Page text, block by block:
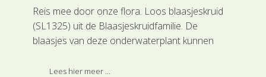
Reis mee door onze flora. Loos blaasjeskruid
(SL1325) uit de Blaasjeskruidfamilie. De
blaasjes van deze onderwaterplant kunnen
muggenlarven, raderdiertjes en eencelligen.
Lees hier meer ...